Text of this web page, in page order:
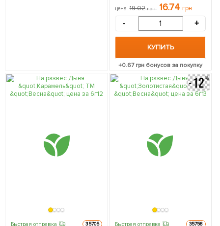
цена 19.02грн 16.74 грн
- +
КУПИТЬ
+0.67грн бонусов за покупку
Быстрая отправка 35705 Быстрая отправка 35758